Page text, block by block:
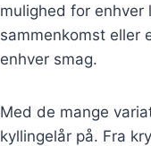
mulighed for
sammenkomst eller
enhver smag.
Med de mange
kyllingelår på. Fra